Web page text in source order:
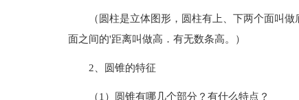
（圆柱是立体图形，圆柱有上、下两个面叫
面之间的'距离叫做高．有无数条高。）
2、圆锥的特征
（1）圆锥有哪几个部分？有什么特点？